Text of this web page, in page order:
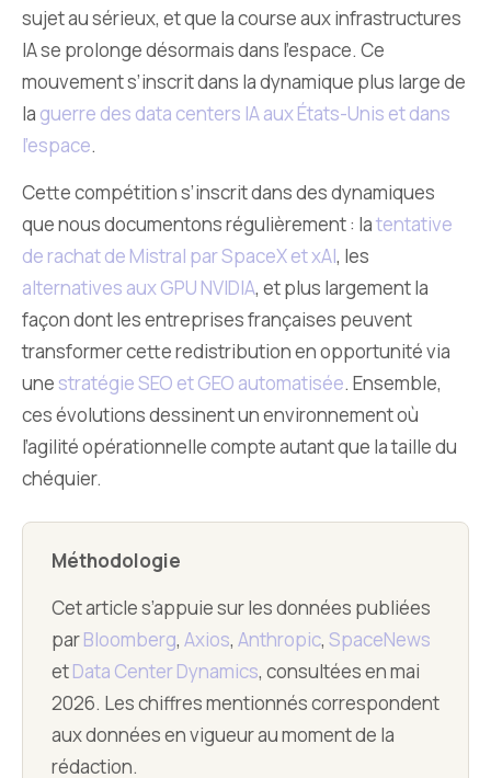
sujet au sérieux, et que la course aux infrastructures
IA se prolonge désormais dans l’espace. Ce
mouvement s’inscrit dans la dynamique plus large de
la guerre des data centers IA aux États-Unis et dans
l’espace.
Cette compétition s’inscrit dans des dynamiques
que nous documentons régulièrement : latentative
de rachat de Mistral par SpaceX et xAI, les
alternatives aux GPU NVIDIA, et plus largement la
façon dont les entreprises françaises peuvent
transformer cette redistribution en opportunité via
une stratégie SEO et GEO automatisée. Ensemble,
ces évolutions dessinent un environnement où
l’agilité opérationnelle compte autant que la taille du
chéquier.
Méthodologie
Cet article s’appuie sur les données publiées
parBloomberg, Axios, Anthropic, SpaceNews
etData Center Dynamics, consultées en mai
2026. Les chiffres mentionnés correspondent
aux données en vigueur au moment de la
rédaction.